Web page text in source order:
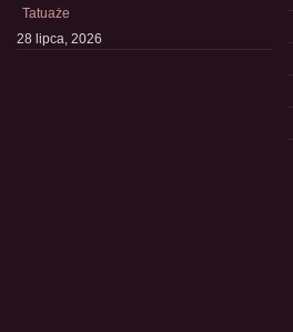
Tatuaże
28 lipca, 2026